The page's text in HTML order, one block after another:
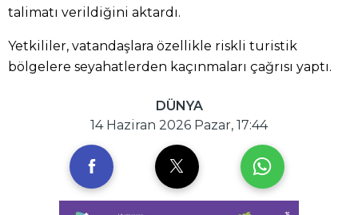
talimatı verildiğini aktardı.
Yetkililer, vatandaşlara özellikle riskli turistik
bölgelere seyahatlerden kaçınmaları çağrısı yaptı.
DÜNYA
14 Haziran 2026 Pazar, 17:44